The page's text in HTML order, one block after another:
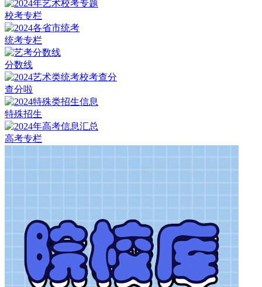
校考专栏
统考专栏
分数线
查分啦
特殊招生
高考专栏